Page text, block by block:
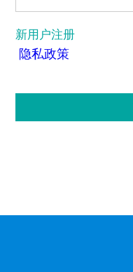
新用户注册
隐私政策